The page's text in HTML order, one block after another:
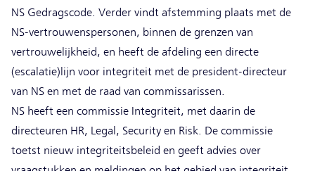
NS Gedragscode. Verder vindt afstemming plaats met de
NS-vertrouwenspersonen, binnen de grenzen van
vertrouwelijkheid, en heeft de afdeling een directe
(escalatie)lijn voor integriteit met de president-directeur
van NS en met de raad van commissarissen.
NS heeft een commissie Integriteit, met daarin de
directeuren HR, Legal, Security en Risk. De commissie
toetst nieuw integriteitsbeleid en geeft advies over